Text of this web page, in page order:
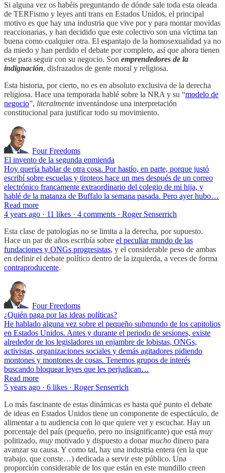
Si alguna vez os habéis preguntando de dónde sale toda esta oleada
de TERFismo y leyes anti trans en Estados Unidos, el principal
motivo es que hay una industria que vive por y para montar movidas
reaccionarias, y han decidido que este colectivo son una víctima tan
buena como cualquier otra. El espantajo de la homosexualidad ya no
da miedo y han perdido el debate por completo, así que ahora tienen
este para seguir con su negocio. Son emprendedores de la
indignación, disfrazados de gente moral y religiosa.
Esta historia, por cierto, no es en absoluto exclusiva de la derecha
religiosa. Hace una temporada hablé sobre la NRA y su “modelo de
negocio”, literalmente inventándose una interpretación
constitucional para justificar todo su movimiento.
Four Freedoms
El invento de la segunda enmienda
Hoy quería hablar de otra cosa. Por hastío, en parte, porque justó
escribí sobre escuelas y tiroteos hace un mes después de un correo
electrónico francamente extraordinario del colegio de mi hija, y
hablé de la matanza de Buffalo la semana pasada. Pero ayer hubo…
Read more
4 years ago · 11 likes · 4 comments · Roger Senserrich
Esta clase de patologías no se limita a la derecha, por supuesto.
Hace un par de años escribía sobre el peculiar mundo de las
fundaciones y ONGs progresistas, y el considerable peso de ambas
en definir el debate político dentro de la izquierda, a veces de forma
contraproducente.
Four Freedoms
¿Quién paga por las ideas políticas?
He hablado alguna vez sobre el pequeño submundo de los capitolios
en Estados Unidos. Antes y durante el periodo de sesiones, existe
alrededor de los legisladores un enjambre de lobistas, ONGs,
activistas, organizaciones sociales y demás agitadores pidiendo
montones y montones de cosas. Tenemos grupos de interés
buscando bloquear leyes que les perjudican…
Read more
5 years ago · 6 likes · Roger Senserrich
Lo más fascinante de estas dinámicas es hasta qué punto el debate
de ideas en Estados Unidos tiene un componente de espectáculo, de
alimentar a tu audiencia con lo que quiere ver y escuchar. Hay un
porcentaje del país (pequeño, pero no insignificante) que está muy
politizado, muy motivado y dispuesto a donarmucho dinero para
avanzar su causa. Y como tal, hay una industria entera (en la que
trabajo, que conste…) dedicada a servir este público. Una
proporción considerable de los que están en este mundillo creen